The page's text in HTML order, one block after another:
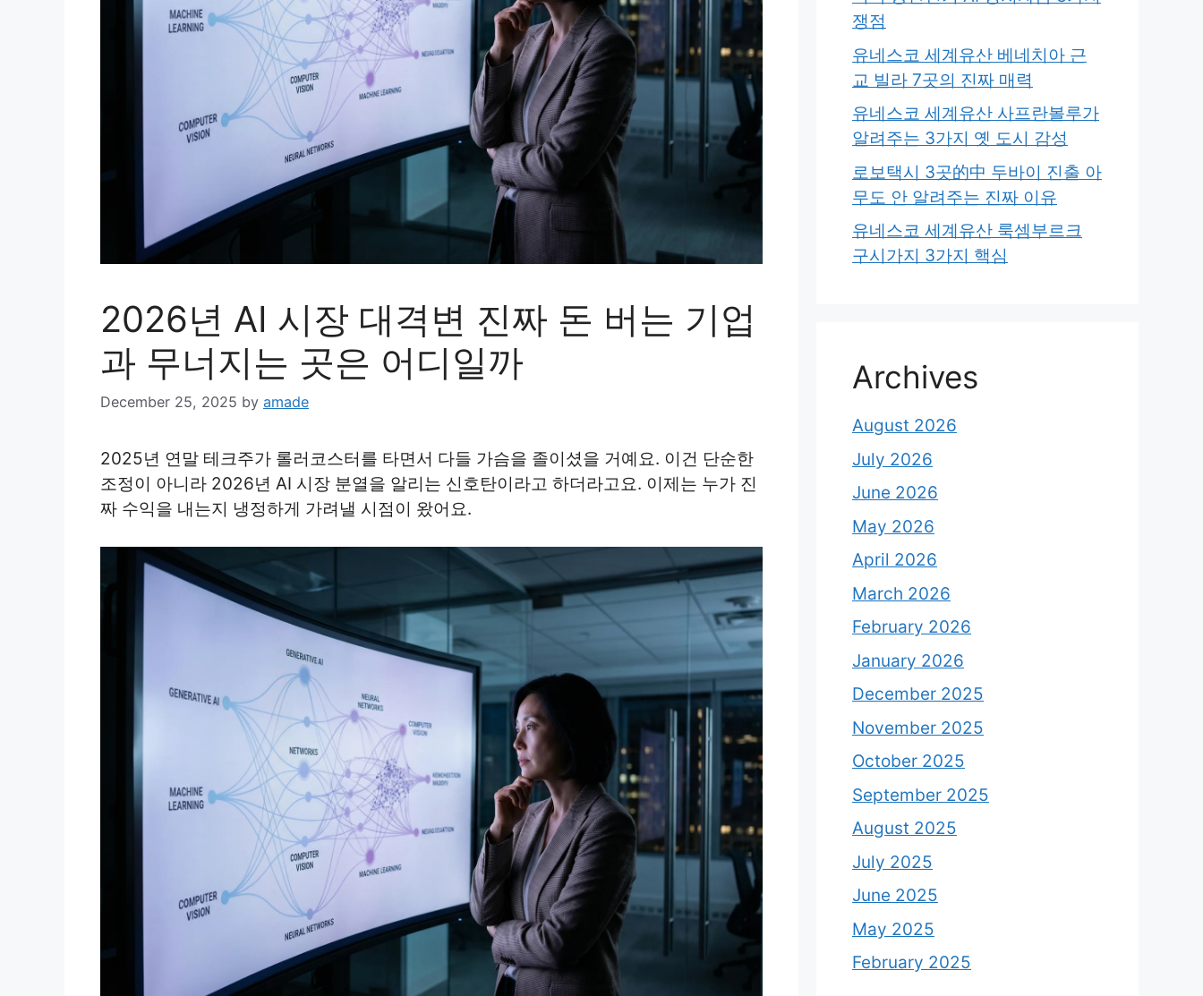
2026년 AI 시장 대격변 진짜 돈 버는 기업
과 무너지는 곳은 어디일까
December 25, 2025 by amade
2025년 연말 테크주가 롤러코스터를 타면서 다들 가슴을 졸이셨을 거예요. 이건 단순한
조정이 아니라 2026년 AI 시장 분열을 알리는 신호탄이라고 하더라고요. 이제는 누가 진
짜 수익을 내는지 냉정하게 가려낼 시점이 왔어요.
쟁점
유네스코 세계유산 베네치아 근
교 빌라 7곳의 진짜 매력
유네스코 세계유산 사프란볼루가
알려주는 3가지 옛 도시 감성
로보택시 3곳的中 두바이 진출 아
무도 안 알려주는 진짜 이유
유네스코 세계유산 룩셈부르크
구시가지 3가지 핵심
Archives
August 2026
July 2026
June 2026
May 2026
April 2026
March 2026
February 2026
January 2026
December 2025
November 2025
October 2025
September 2025
August 2025
July 2025
June 2025
May 2025
February 2025